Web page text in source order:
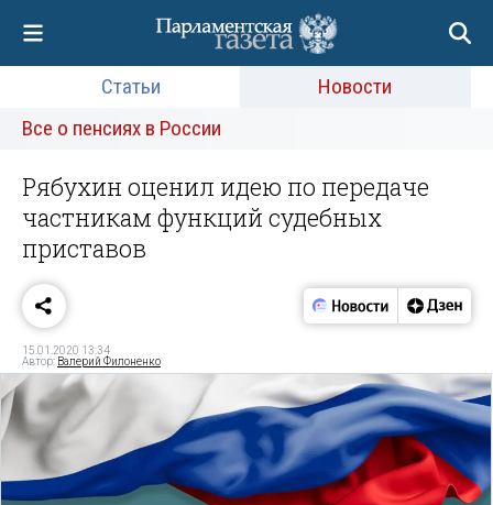
Статьи
Новости
Все о пенсиях в России
Рябухин оценил идею по передаче
частникам функций судебных
приставов
15.01.2020 13:34
Автор: Валерий Филоненко